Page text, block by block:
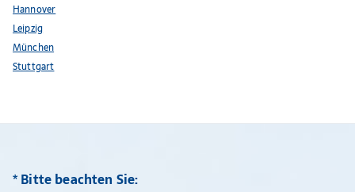
Hannover
Leipzig
München
Stuttgart
* Bitte beachten Sie: